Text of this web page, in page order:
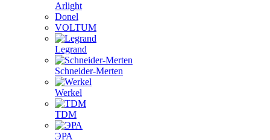
Arlight
Donel
VOLTUM
Legrand
Schneider-Merten
Werkel
TDM
ЭРА